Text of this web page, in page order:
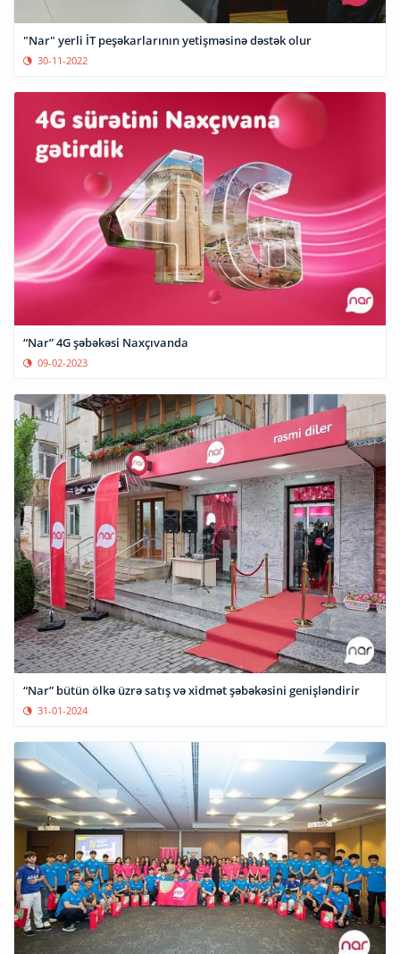
"Nar" yerli İT peşəkarlarının yetişməsinə dəstək olur
30-11-2022
“Nar” 4G şəbəkəsi Naxçıvanda
09-02-2023
“Nar” bütün ölkə üzrə satış və xidmət şəbəkəsini genişləndirir
31-01-2024